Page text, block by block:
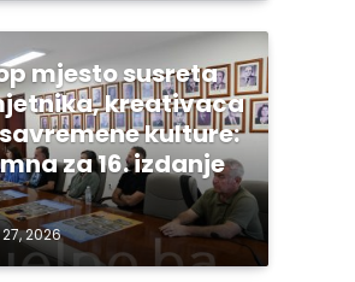
mjesto susreta
kreativaca
kulture:
za 16. izdanje
2026